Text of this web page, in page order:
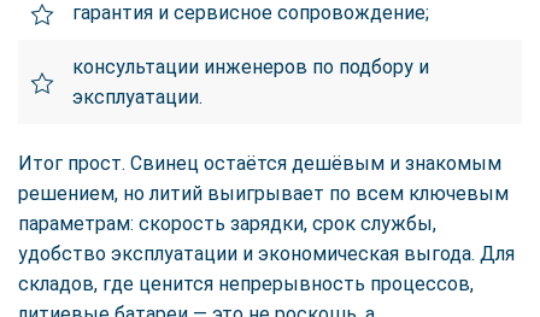
гарантия и сервисное сопровождение;
консультации инженеров по подбору и
эксплуатации.
Итог прост. Свинец остаётся дешёвым и знакомым
решением, но литий выигрывает по всем ключевым
параметрам: скорость зарядки, срок службы,
удобство эксплуатации и экономическая выгода. Для
складов, где ценится непрерывность процессов,